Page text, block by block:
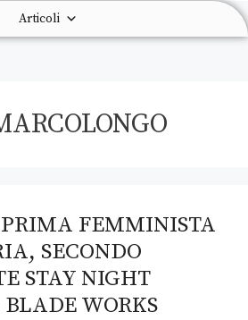
Articoli
FEMMINISTA
SECONDO
STAY NIGHT
WORKS